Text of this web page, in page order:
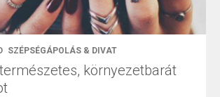
SZÉPSÉGÁPOLÁS & DIVAT
környezetbarát